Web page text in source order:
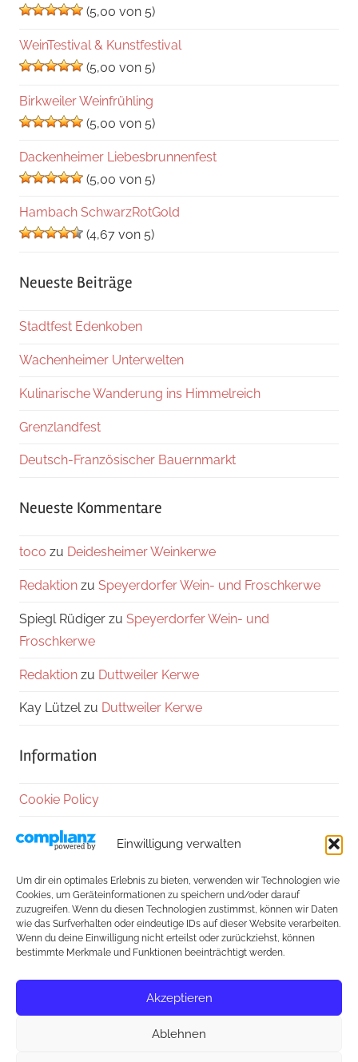
Einwilligung verwalten
Um dir ein optimales Erlebnis zu bieten, verwenden wir Technologien wie
Cookies, um Geräteinformationen zu speichern und/oder darauf
zuzugreifen. Wenn du diesen Technologien zustimmst, können wir Daten
wie das Surfverhalten oder eindeutige IDs auf dieser Website verarbeiten.
Wenn du deine Einwilligung nicht erteilst oder zurückziehst, können
bestimmte Merkmale und Funktionen beeinträchtigt werden.
Akzeptieren
Ablehnen
(5,00 von 5)
WeinTestival & Kunstfestival
(5,00 von 5)
Birkweiler Weinfrühling
(5,00 von 5)
Dackenheimer Liebesbrunnenfest
(5,00 von 5)
Hambach SchwarzRotGold
(4,67 von 5)
Neueste Beiträge
Stadtfest Edenkoben
Wachenheimer Unterwelten
Kulinarische Wanderung ins Himmelreich
Grenzlandfest
Deutsch-Französischer Bauernmarkt
Neueste Kommentare
toco zu Deidesheimer Weinkerwe
Redaktion zu Speyerdorfer Wein- und Froschkerwe
Spiegl Rüdiger zu Speyerdorfer Wein- und
Froschkerwe
Redaktion zu Duttweiler Kerwe
Kay Lützelzu Duttweiler Kerwe
Information
Cookie Policy
Datenschutzerklärung
Kontakt
Außerdem: